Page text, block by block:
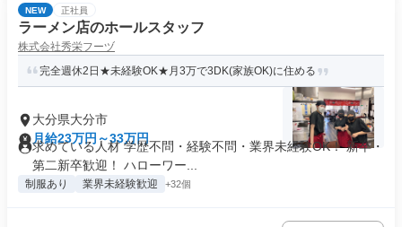
NEW 正社員
ラーメン店のホールスタッフ
株式会社秀栄フーヅ
完全週休2日★未経験OK★月3万で3DK(家族OK)に住める
大分県大分市
月給23万円～33万円
求めている人材 学歴不問・経験不問・業界未経験OK！ 新卒・
第二新卒歓迎！ ハローワー...
制服あり 業界未経験歓迎 +32個